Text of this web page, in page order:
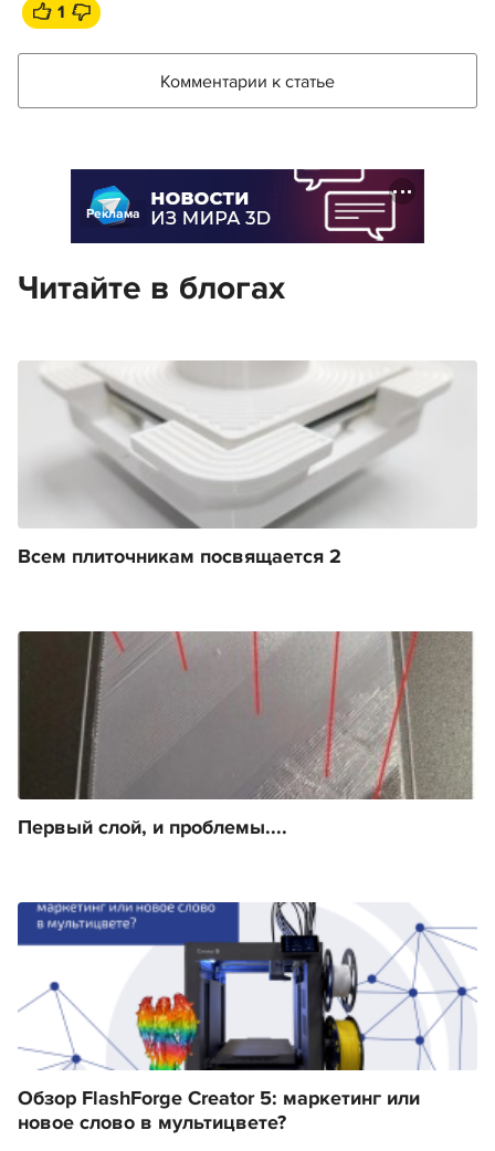
1
Комментарии к статье
Реклама
Читайте в блогах
Всем плиточникам посвящается 2
Первый слой, и проблемы....
Обзор FlashForge Creator 5: маркетинг или
новое слово в мультицвете?